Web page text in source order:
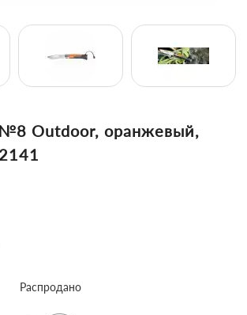
Outdoor, оранжевый,
Распродано